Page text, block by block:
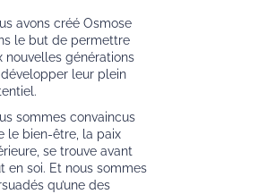
avons créé Osmose
le but de permettre
nouvelles générations
leur plein
sommes convaincus
le bien-être, la paix
se trouve avant
en soi. Et nous sommes
qu’une des